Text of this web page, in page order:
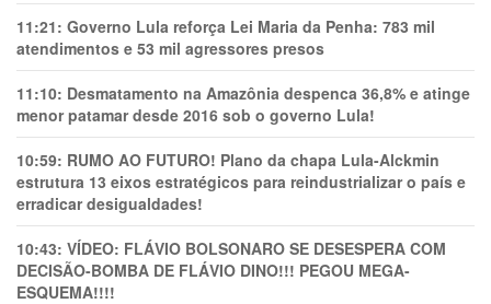
11:21: Governo Lula reforça Lei Maria da Penha: 783 mil
atendimentos e 53 mil agressores presos
11:10: Desmatamento na Amazônia despenca 36,8% e atinge
menor patamar desde 2016 sob o governo Lula!
10:59: RUMO AO FUTURO! Plano da chapa Lula-Alckmin
estrutura 13 eixos estratégicos para reindustrializar o país e
erradicar desigualdades!
10:43: VÍDEO: FLÁVIO BOLSONARO SE DESESPERA COM
DECISÃO-BOMBA DE FLÁVIO DINO!!! PEGOU MEGA-
ESQUEMA!!!!